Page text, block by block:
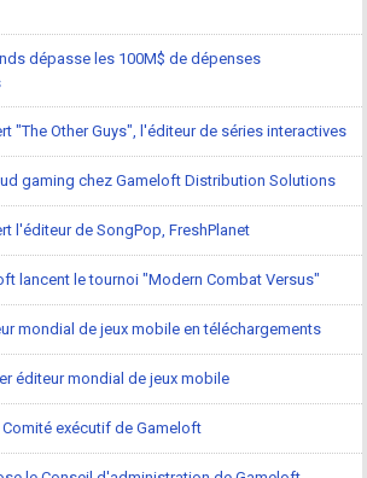
dépasse les 100M$ de dépenses
"The Other Guys", l'éditeur de séries interactives
gaming chez Gameloft Distribution Solutions
l'éditeur de SongPop, FreshPlanet
lancent le tournoi "Modern Combat Versus"
mondial de jeux mobile en téléchargements
éditeur mondial de jeux mobile
exécutif de Gameloft